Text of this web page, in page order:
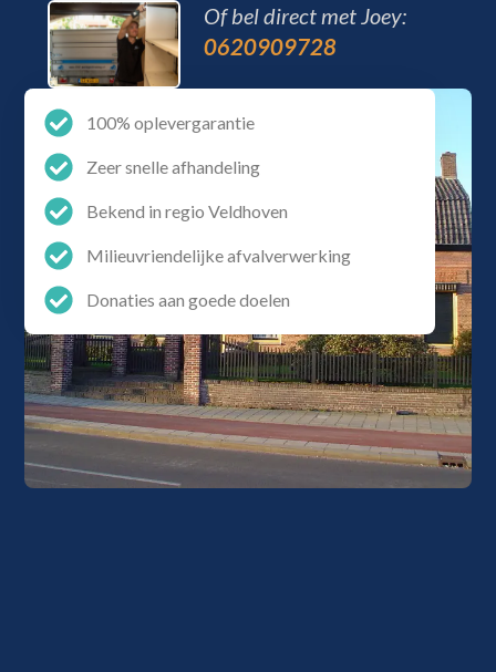
Of bel direct met Joey:
0620909728
100% oplevergarantie
Zeer snelle afhandeling
Bekend in regio Veldhoven
Milieuvriendelijke afvalverwerking
Donaties aan goede doelen